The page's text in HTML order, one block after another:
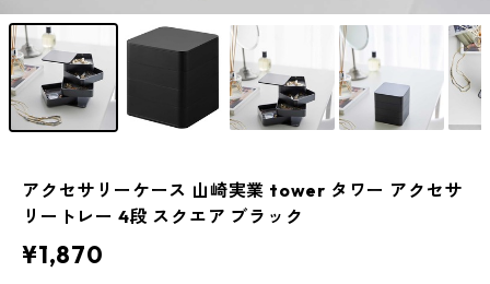
アクセサリーケース 山崎実業 tower タワー アクセサ
リートレー 4段 スクエア ブラック
¥1,870